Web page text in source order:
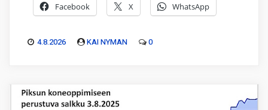
Facebook X WhatsApp
4.8.2026 KAI NYMAN 0